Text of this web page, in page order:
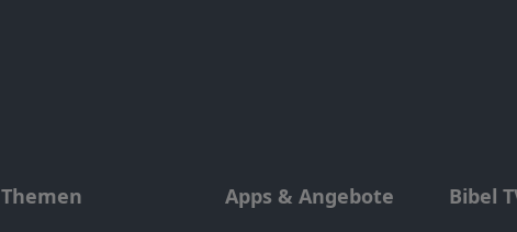
Themen Apps & Angebote Bibel